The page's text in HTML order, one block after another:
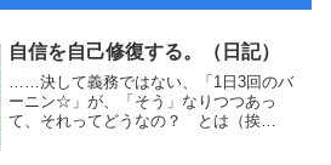
自信を自己修復する。（日記）
……決して義務ではない、「1日3回のバ
ーニン☆」が、「そう」なりつつあっ
て、それってどうなの？ とは（挨